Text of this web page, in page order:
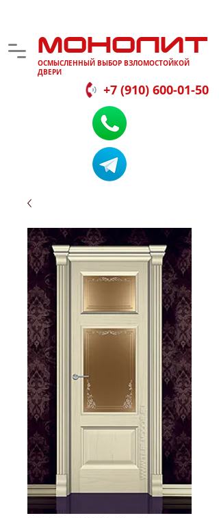
МОНОЛИТ
ОСМЫСЛЕННЫЙ ВЫБОР ВЗЛОМОСТОЙКОЙ
ДВЕРИ
+7 (910) 600-01-50